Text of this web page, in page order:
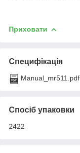
Приховати
Специфікація
Manual_mr511.pdf
Спосіб упаковки
2422